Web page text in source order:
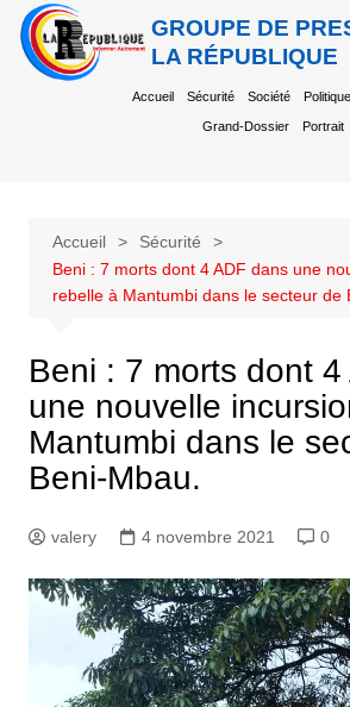
GROUPE DE
LA RÉPUBLIQUE
Accueil Sécurité Société Politique
Grand-Dossier Portrait
Accueil
Sécurité
Beni : 7 morts dont 4 ADF dans une
rebelle à Mantumbi dans le secteur de
Beni : 7 morts dont 4
une nouvelle
Mantumbi dans le
Beni-Mbau.
valery 4 novembre 2021 0